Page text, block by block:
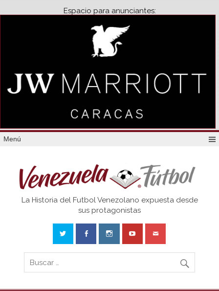
Espacio para anunciantes:
Menú
Venezuela
La Historia del Futbol Venezolano expuesta desde
sus protagonistas